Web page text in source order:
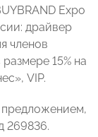
Expo
драйвер
членов
15% на
VIP.
предложением,
269836.